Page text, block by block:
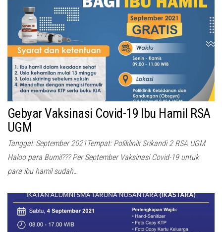
Gebyar Vaksinasi Covid-19 Ibu Hamil RSA
UGM
Tanggal: September 2021Tempat: Poliklinik Srikandi 2 RSA UGM
Haloo para Bumil??? Per September Vaksinasi Covid-19 untuk
para ibu hamil sudah…